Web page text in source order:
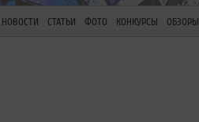
НОВОСТИ СТАТЬИ ФОТО КОНКУРСЫ ОБЗОРЫ